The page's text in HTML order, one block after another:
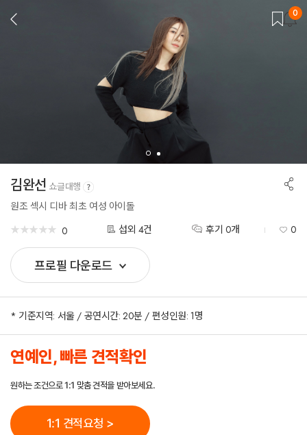
뒤
로
0
김완선 쇼글대행
원조 섹시 디바 최초 여성 아이돌
★★★★★
★★★★★ 0 섭외 4건 후기 0개 0
프로필 다운로드
공
유
* 기준지역: 서울 / 공연시간: 20분 / 편성인원: 1명
연예인, 빠른 견적확인
원하는 조건으로 1:1 맞춤 견적을 받아보세요.
1:1 견적요청 >